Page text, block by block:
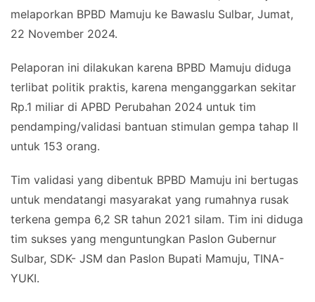
melaporkan BPBD Mamuju ke Bawaslu Sulbar, Jumat,
22 November 2024.
Pelaporan ini dilakukan karena BPBD Mamuju diduga
terlibat politik praktis, karena menganggarkan sekitar
Rp.1 miliar di APBD Perubahan 2024 untuk tim
pendamping/validasi bantuan stimulan gempa tahap II
untuk 153 orang.
Tim validasi yang dibentuk BPBD Mamuju ini bertugas
untuk mendatangi masyarakat yang rumahnya rusak
terkena gempa 6,2 SR tahun 2021 silam. Tim ini diduga
tim sukses yang menguntungkan Paslon Gubernur
Sulbar, SDK- JSM dan Paslon Bupati Mamuju, TINA-
YUKI.